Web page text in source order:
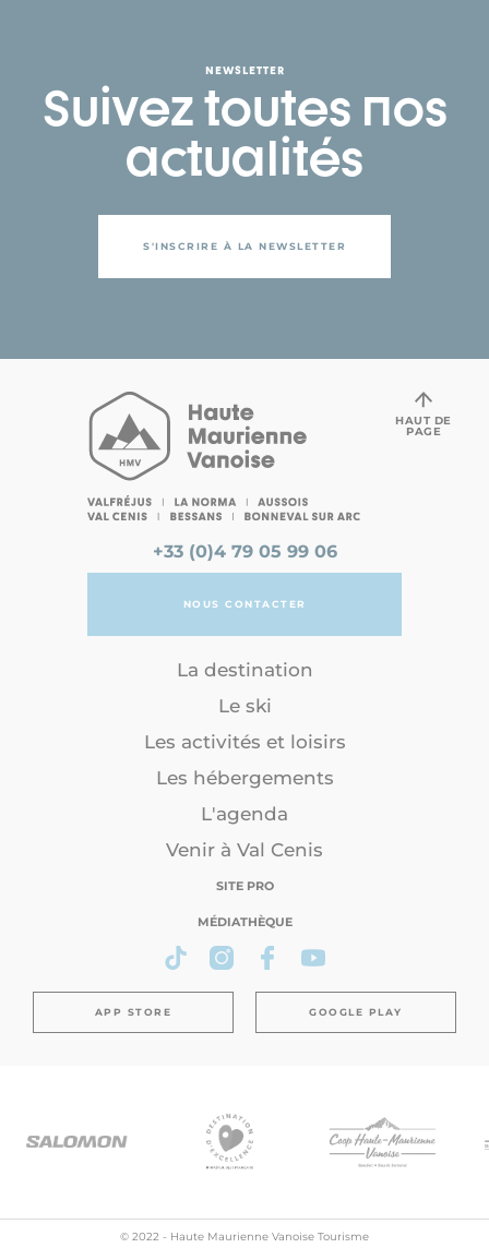
NEWSLETTER
Suivez toutes nos
actualités
S'INSCRIRE À LA NEWSLETTER
+33 (0)4 79 05 99 06
NOUS CONTACTER
La destination
Le ski
Les activités et loisirs
Les hébergements
L'agenda
Venir à Val Cenis
SITE PRO
MÉDIATHÈQUE
APP STORE GOOGLE PLAY
HAUT DE
PAGE
© 2022 - Haute Maurienne Vanoise Tourisme